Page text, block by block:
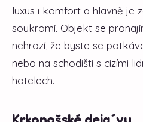
luxus i komfort a hlavně je
soukromí. Objekt se
nehrozí, že byste se
nebo na schodišti s cizími
hotelech.